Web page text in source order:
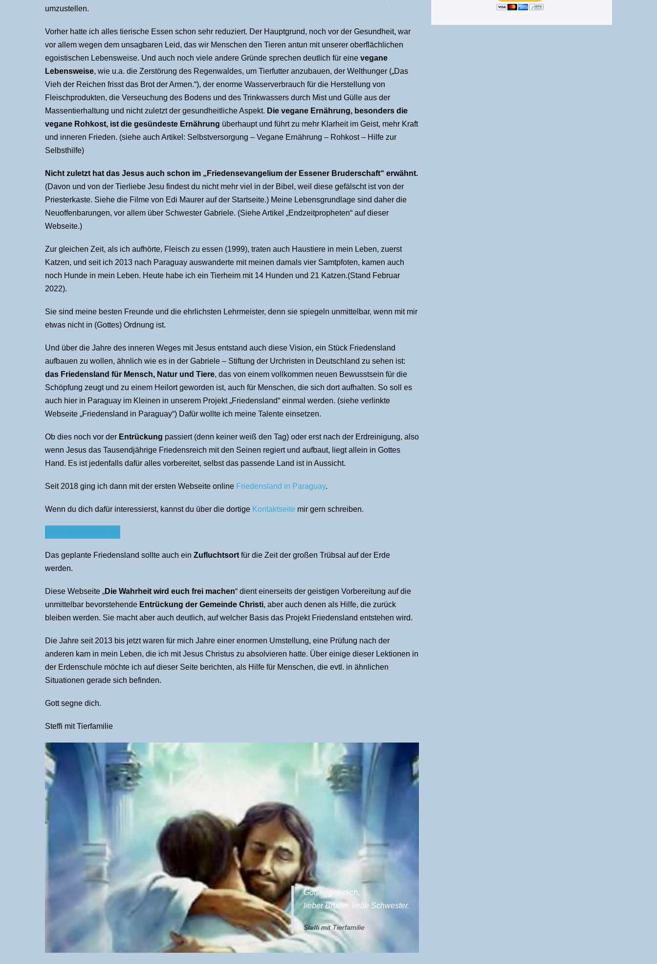
umzustellen.
Vorher hatte ich alles tierische Essen schon sehr reduziert. Der Hauptgrund, noch vor der Gesundheit, war
vor allem wegen dem unsagbaren Leid, das wir Menschen den Tieren antun mit unserer oberflächlichen
egoistischen Lebensweise. Und auch noch viele andere Gründe sprechen deutlich für eine vegane
Lebensweise, wie u.a. die Zerstörung des Regenwaldes, um Tierfutter anzubauen, der Welthunger („Das
Vieh der Reichen frisst das Brot der Armen.“), der enorme Wasserverbrauch für die Herstellung von
Fleischprodukten, die Verseuchung des Bodens und des Trinkwassers durch Mist und Gülle aus der
Massentierhaltung und nicht zuletzt der gesundheitliche Aspekt. Die vegane Ernährung, besonders die
vegane Rohkost, ist die gesündeste Ernährung überhaupt und führt zu mehr Klarheit im Geist, mehr Kraft
und inneren Frieden. (siehe auch Artikel: Selbstversorgung – Vegane Ernährung – Rohkost – Hilfe zur
Selbsthilfe)
Nicht zuletzt hat das Jesus auch schon im „Friedensevangelium der Essener Bruderschaft“ erwähnt.
(Davon und von der Tierliebe Jesu findest du nicht mehr viel in der Bibel, weil diese gefälscht ist von der
Priesterkaste. Siehe die Filme von Edi Maurer auf der Startseite.) Meine Lebensgrundlage sind daher die
Neuoffenbarungen, vor allem über Schwester Gabriele. (Siehe Artikel „Endzeitpropheten“ auf dieser
Webseite.)
Zur gleichen Zeit, als ich aufhörte, Fleisch zu essen (1999), traten auch Haustiere in mein Leben, zuerst
Katzen, und seit ich 2013 nach Paraguay auswanderte mit meinen damals vier Samtpfoten, kamen auch
noch Hunde in mein Leben. Heute habe ich ein Tierheim mit 14 Hunden und 21 Katzen.(Stand Februar
2022).
Sie sind meine besten Freunde und die ehrlichsten Lehrmeister, denn sie spiegeln unmittelbar, wenn mit mir
etwas nicht in (Gottes) Ordnung ist.
Und über die Jahre des inneren Weges mit Jesus entstand auch diese Vision, ein Stück Friedensland
aufbauen zu wollen, ähnlich wie es in der Gabriele – Stiftung der Urchristen in Deutschland zu sehen ist:
das Friedensland für Mensch, Natur und Tiere, das von einem vollkommen neuen Bewusstsein für die
Schöpfung zeugt und zu einem Heilort geworden ist, auch für Menschen, die sich dort aufhalten. So soll es
auch hier in Paraguay im Kleinen in unserem Projekt „Friedensland“ einmal werden. (siehe verlinkte
Webseite „Friedensland in Paraguay“) Dafür wollte ich meine Talente einsetzen.
Ob dies noch vor der Entrückung passiert (denn keiner weiß den Tag) oder erst nach der Erdreinigung, also
wenn Jesus das Tausendjährige Friedensreich mit den Seinen regiert und aufbaut, liegt allein in Gottes
Hand. Es ist jedenfalls dafür alles vorbereitet, selbst das passende Land ist in Aussicht.
Seit 2018 ging ich dann mit der ersten Webseite online Friedensland in Paraguay.
Wenn du dich dafür interessierst, kannst du über die dortige Kontaktseite mir gern schreiben.
Das geplante Friedensland sollte auch ein Zufluchtsort für die Zeit der großen Trübsal auf der Erde
werden.
Diese Webseite „Die Wahrheit wird euch frei machen“ dient einerseits der geistigen Vorbereitung auf die
unmittelbar bevorstehende Entrückung der Gemeinde Christi, aber auch denen als Hilfe, die zurück
bleiben werden. Sie macht aber auch deutlich, auf welcher Basis das Projekt Friedensland entstehen wird.
Die Jahre seit 2013 bis jetzt waren für mich Jahre einer enormen Umstellung, eine Prüfung nach der
anderen kam in mein Leben, die ich mit Jesus Christus zu absolvieren hatte. Über einige dieser Lektionen in
der Erdenschule möchte ich auf dieser Seite berichten, als Hilfe für Menschen, die evtl. in ähnlichen
Situationen gerade sich befinden.
Gott segne dich.
Steffi mit Tierfamilie
Gott segne dich,
lieber Bruder, liebe Schwester.
Steffi mit Tierfamilie